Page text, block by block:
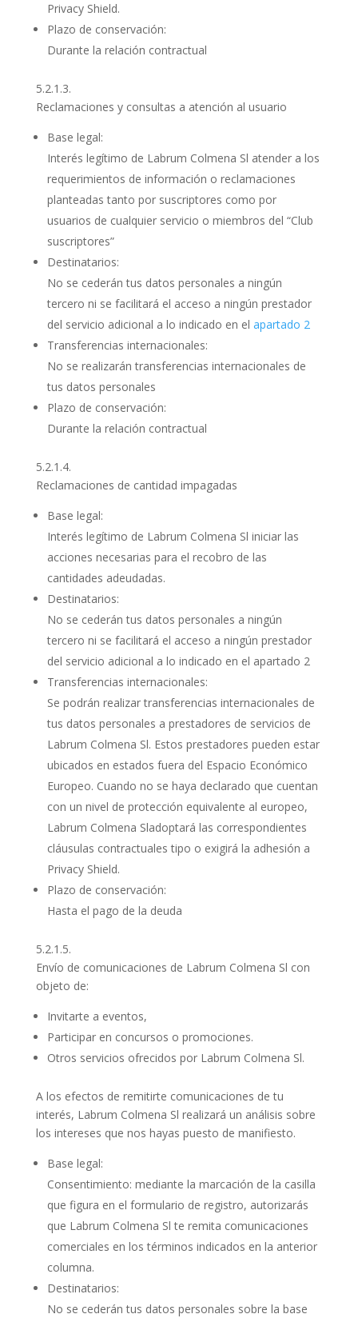
Privacy Shield.
Plazo de conservación:
Durante la relación contractual
5.2.1.3.
Reclamaciones y consultas a atención al usuario
Base legal:
Interés legítimo de Labrum Colmena Sl atender a los
requerimientos de información o reclamaciones
planteadas tanto por suscriptores como por
usuarios de cualquier servicio o miembros del “Club
suscriptores”
Destinatarios:
No se cederán tus datos personales a ningún
tercero ni se facilitará el acceso a ningún prestador
del servicio adicional a lo indicado en el apartado 2
Transferencias internacionales:
No se realizarán transferencias internacionales de
tus datos personales
Plazo de conservación:
Durante la relación contractual
5.2.1.4.
Reclamaciones de cantidad impagadas
Base legal:
Interés legítimo de Labrum Colmena Sl iniciar las
acciones necesarias para el recobro de las
cantidades adeudadas.
Destinatarios:
No se cederán tus datos personales a ningún
tercero ni se facilitará el acceso a ningún prestador
del servicio adicional a lo indicado en el apartado 2
Transferencias internacionales:
Se podrán realizar transferencias internacionales de
tus datos personales a prestadores de servicios de
Labrum Colmena Sl. Estos prestadores pueden estar
ubicados en estados fuera del Espacio Económico
Europeo. Cuando no se haya declarado que cuentan
con un nivel de protección equivalente al europeo,
Labrum Colmena Sladoptará las correspondientes
cláusulas contractuales tipo o exigirá la adhesión a
Privacy Shield.
Plazo de conservación:
Hasta el pago de la deuda
5.2.1.5.
Envío de comunicaciones de Labrum Colmena Sl con
objeto de:
Invitarte a eventos,
Participar en concursos o promociones.
Otros servicios ofrecidos por Labrum Colmena Sl.
A los efectos de remitirte comunicaciones de tu
interés, Labrum Colmena Sl realizará un análisis sobre
los intereses que nos hayas puesto de manifiesto.
Base legal:
Consentimiento: mediante la marcación de la casilla
que figura en el formulario de registro, autorizarás
que Labrum Colmena Sl te remita comunicaciones
comerciales en los términos indicados en la anterior
columna.
Destinatarios:
No se cederán tus datos personales sobre la base